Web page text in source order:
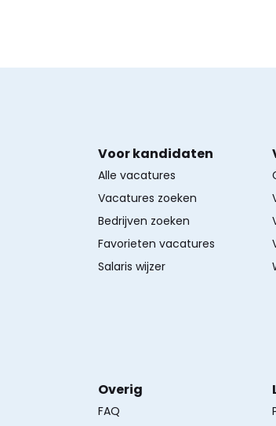
Voor kandidaten
Alle vacatures
Vacatures zoeken
Bedrijven zoeken
Favorieten vacatures
Salaris wijzer
Overig
FAQ